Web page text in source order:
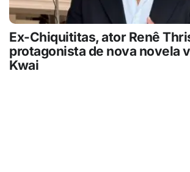
Ex-Chiquititas, ator Renê
protagonista de nova novela
Kwai